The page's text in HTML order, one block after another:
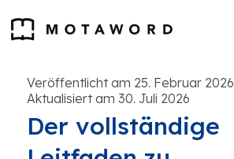
Veröffentlicht am 25. Februar 2026
Aktualisiert am 30. Juli 2026
Der vollständige